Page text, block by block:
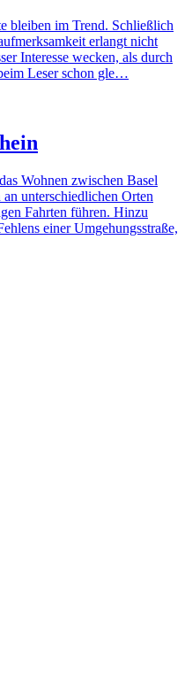
bleiben im Trend. Schließlich
erlangt nicht
Interesse wecken, als durch
Leser schon gle…
Wohnen zwischen Basel
unterschiedlichen Orten
Fahrten führen. Hinzu
einer Umgehungsstraße,